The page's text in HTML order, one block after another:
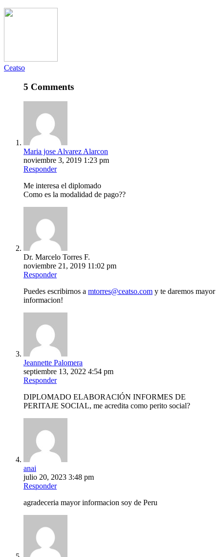
Ceatso
5 Comments
Maria jose Alvarez Alarcon
noviembre 3, 2019 1:23 pm
Responder
Me interesa el diplomado
Como es la modalidad de pago??
Dr. Marcelo Torres F.
noviembre 21, 2019 11:02 pm
Responder
Puedes escribirnos a mtorres@ceatso.com y te daremos mayor
informacion!
Jeannette Palomera
septiembre 13, 2022 4:54 pm
Responder
DIPLOMADO ELABORACIÓN INFORMES DE
PERITAJE SOCIAL, me acredita como perito social?
anai
julio 20, 2023 3:48 pm
Responder
agradeceria mayor informacion soy de Peru